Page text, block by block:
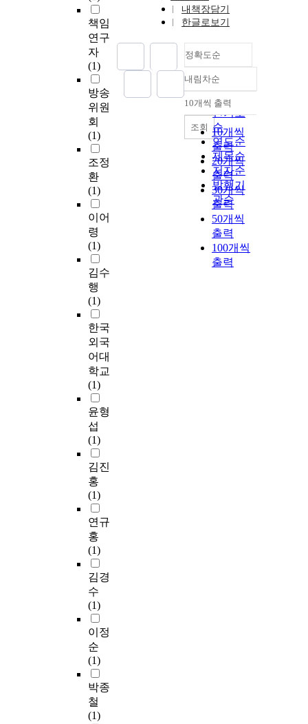
책임
연구
자
(1)
방송
위원
회
(1)
조정
환
(1)
이어
령
(1)
김수
행
(1)
한국
외국
어대
학교
(1)
윤형
섭
(1)
김진
홍
(1)
연규
홍
(1)
김경
수
(1)
이정
순
(1)
박종
철
(1)
내책장담기
한글로보기
정확도순
정확도
순
인기도
순
연도순
제목순
저자순
발행기
관순
내림차순
내림차순
10개씩 출력
10개씩
출력
20개씩
출력
30개씩
출력
50개씩
출력
100개씩
출력
조회